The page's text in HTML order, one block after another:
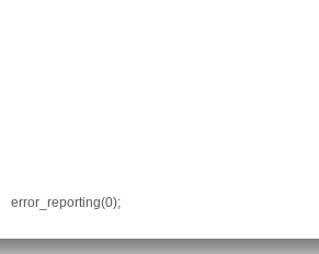
error_reporting(0);